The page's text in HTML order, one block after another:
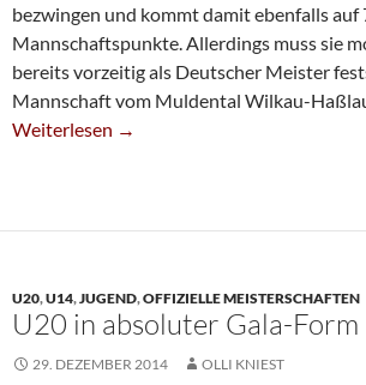
bezwingen und kommt damit ebenfalls auf
Mannschaftspunkte. Allerdings muss sie
bereits vorzeitig als Deutscher Meister
Mannschaft vom Muldental Wilkau-
Knappe Niederlage Gegen Bebenhausen
Weiterlesen →
U20,U14,JUGEND,OFFIZIELLE MEISTERSCHAFTEN
U20 in absoluter Gala-Form
29. DEZEMBER 2014 OLLI KNIEST